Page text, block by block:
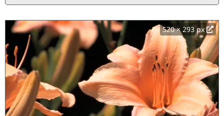
520 × 293 px